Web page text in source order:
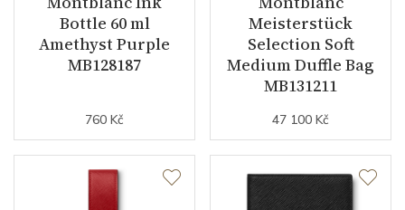
Bottle 60 ml
Amethyst Purple
MB128187
760 Kč
Meisterstück
Selection Soft
Medium Duffle Bag
MB131211
47 100 Kč